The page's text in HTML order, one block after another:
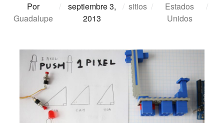
Por
Guadalupe
/
septiembre 3,
2013
/ sitios /
Estados
Unidos
/